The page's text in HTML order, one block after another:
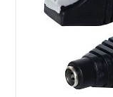
В избранное